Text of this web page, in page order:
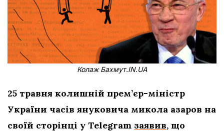
Колаж Бахмут.IN.UA
25 травня колишній прем’єр-міністр
України часів януковича микола азаров на
своїй сторінці у Telegram заявив, що